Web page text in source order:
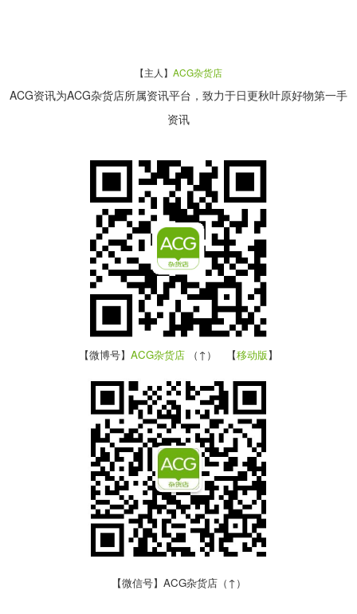
【主人】 ACG杂货店
ACG资讯为ACG杂货店所属资讯平台，致力于日更秋叶原好物第一手
资讯
【微博号】 ACG杂货店 （↑） 【移动版】
【微信号】ACG杂货店（↑）